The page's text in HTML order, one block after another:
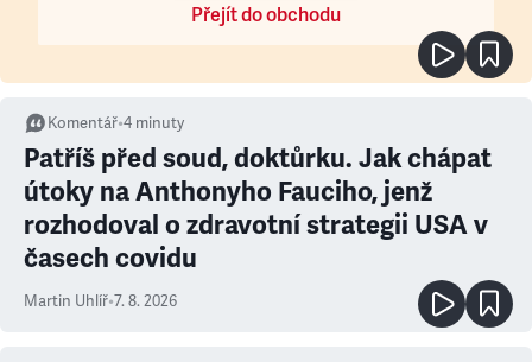
Přejít do obchodu
Komentář•4 minuty
Patříš před soud, doktůrku. Jak chápat
útoky na Anthonyho Fauciho, jenž
rozhodoval o zdravotní strategii USA v
časech covidu
Martin Uhlíř•7. 8. 2026